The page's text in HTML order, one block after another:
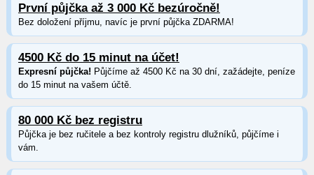
První půjčka až 3 000 Kč bezúročně!
Bez doložení příjmu, navíc je první půjčka ZDARMA!
4500 Kč do 15 minut na účet!
Expresní půjčka! Půjčíme až 4500 Kč na 30 dní, zažádejte, peníze
do 15 minut na vašem účtě.
80 000 Kč bez registru
Půjčka je bez ručitele a bez kontroly registru dlužníků, půjčíme i
vám.